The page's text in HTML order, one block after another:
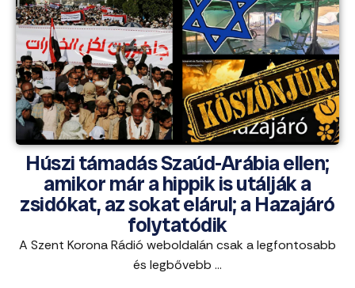
Húszi támadás Szaúd-Arábia ellen;
amikor már a hippik is utálják a
zsidókat, az sokat elárul; a Hazajáró
folytatódik
A Szent Korona Rádió weboldalán csak a legfontosabb
és legbővebb ...